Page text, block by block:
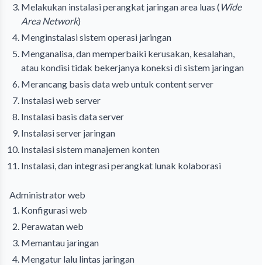
Melakukan instalasi perangkat jaringan area luas ( Wide
Area Network)
Menginstalasi sistem operasi jaringan
Menganalisa, dan memperbaiki kerusakan, kesalahan,
atau kondisi tidak bekerjanya koneksi di sistem jaringan
Merancang basis dataweb untuk content server
Instalasi web server
Instalasi basis data server
Instalasi server jaringan
Instalasisistem manajemen konten
Instalasi, dan integrasi perangkat lunak kolaborasi
Administrator web
Konfigurasi web
Perawatan web
Memantau jaringan
Mengatur lalu lintas jaringan